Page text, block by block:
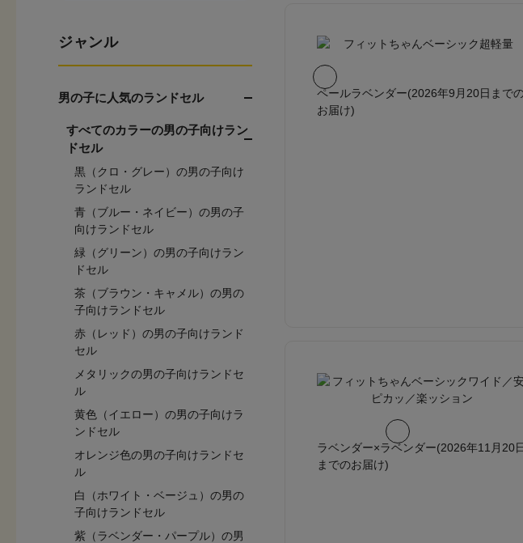
ジャンル
男の子に人気のランドセル
すべてのカラーの男の子向けラン
ドセル
黒（クロ・グレー）の男の子向け
ランドセル
青（ブルー・ネイビー）の男の子
向けランドセル
緑（グリーン）の男の子向けラン
ドセル
茶（ブラウン・キャメル）の男の
子向けランドセル
赤（レッド）の男の子向けランド
セル
メタリックの男の子向けランドセ
ル
黄色（イエロー）の男の子向けラ
ンドセル
オレンジ色の男の子向けランドセ
ル
白（ホワイト・ベージュ）の男の
子向けランドセル
紫（ラベンダー・パープル）の男
ペールラベンダー(2026年9月20日まで
お届け)
ラベンダー×ラベンダー(2026年11月20日
までのお届け)